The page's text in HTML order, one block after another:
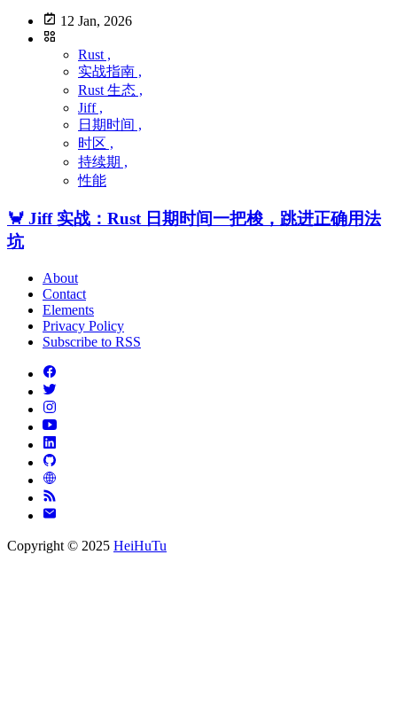
12 Jan, 2026
Rust ,
实战指南 ,
Rust 生态 ,
Jiff ,
日期时间 ,
时区 ,
持续期 ,
性能
🦀 Jiff 实战：Rust 日期时间一把梭，跳进正确用法
坑
About
Contact
Elements
Privacy Policy
Subscribe to RSS
Copyright © 2025 HeiHuTu